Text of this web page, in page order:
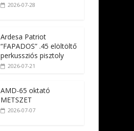
2026-07-28
Ardesa Patriot
“FAPADOS” .45 elöltöltő
perkussziós pisztoly
2026-07-21
AMD-65 oktató
METSZET
2026-07-07